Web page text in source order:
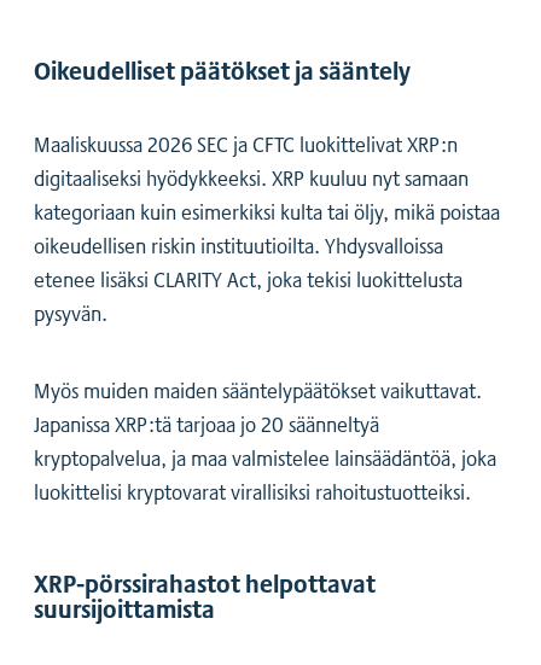
Oikeudelliset päätökset ja sääntely
Maaliskuussa 2026 SEC ja CFTC luokittelivat XRP:n
digitaaliseksi hyödykkeeksi. XRP kuuluu nyt samaan
kategoriaan kuin esimerkiksi kulta tai öljy, mikä poistaa
oikeudellisen riskin instituutioilta. Yhdysvalloissa
etenee lisäksi CLARITY Act, joka tekisi luokittelusta
pysyvän.
Myös muiden maiden sääntelypäätökset vaikuttavat.
Japanissa XRP:tä tarjoaa jo 20 säänneltyä
kryptopalvelua, ja maa valmistelee lainsäädäntöä, joka
luokittelisi kryptovarat virallisiksi rahoitustuotteiksi.
XRP-pörssirahastot helpottavat
suursijoittamista